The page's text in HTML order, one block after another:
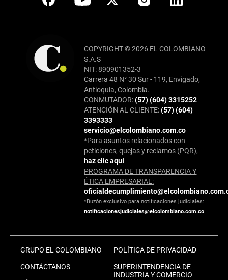
COPYRIGHT © 2026 EL COLOMBIANO
S.A.S
NIT: 890901352-3
Carrera 48 N° 30 Sur - 119, Envigado,
Antioquia, Colombia.
CONMUTADOR:(57) (604) 3315252
ATENCIÓN AL CLIENTE:(57) (604)
3393333
servicio@elcolombiano.com.co
*Para asuntos relacionados con
peticiones, quejas y reclamos (PQR),
haz clic aquí
PROGRAMA DE TRANSPARENCIA Y
ÉTICA EMPRESARIAL:
*Buzón exclusivo para notificaciones judiciales:
notificacionesjudiciales@elcolombiano.com.co
GRUPO EL COLOMBIANO
CONTÁCTANOS
POLÍTICA DE PRIVACIDAD
SUPERINTENDENCIA DE
INDUSTRIA Y COMERCIO